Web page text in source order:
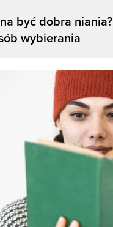
być dobra
wybierania